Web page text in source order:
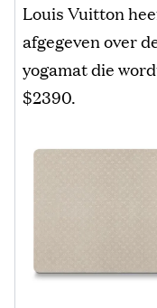
Louis Vuitton
afgegeven over
yogamat die
$2390.